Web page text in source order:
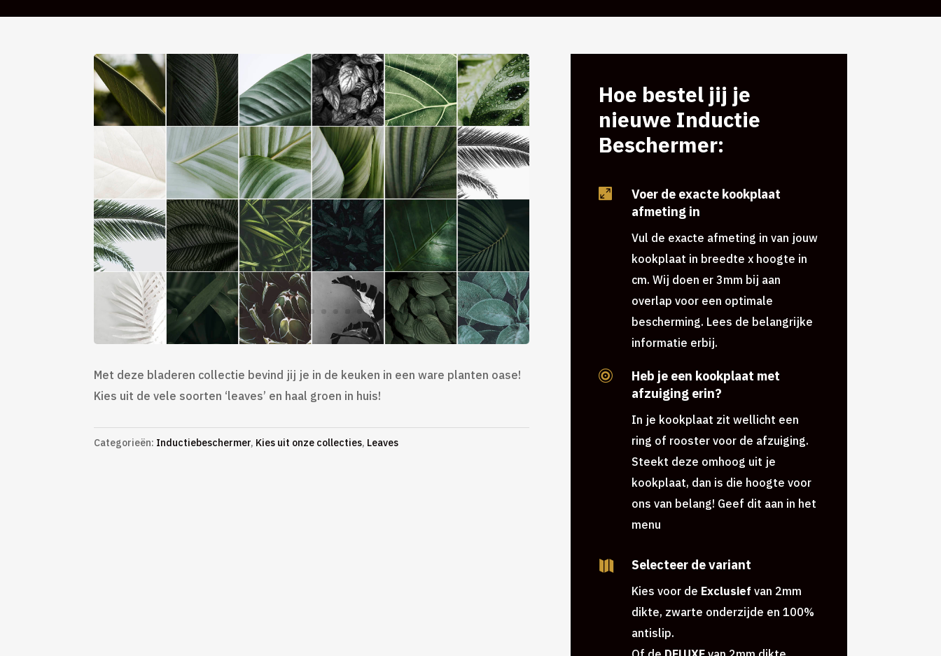
Met deze bladeren collectie bevind jij je in de keuken in een ware planten oase!
Kies uit de vele soorten ‘leaves’ en haal groen in huis!
Categorieën: Inductiebeschermer, Kies uit onze collecties, Leaves
Hoe bestel jij je
nieuwe Inductie
Beschermer:

Voer de exacte kookplaat
afmeting in
Vul de exacte afmeting in van jouw
kookplaat in breedte x hoogte in
cm. Wij doen er 3mm bij aan
overlap voor een optimale
bescherming. Lees de belangrijke
informatie erbij.

Heb je een kookplaat met
afzuiging erin?
In je kookplaat zit wellicht een
ring of rooster voor de afzuiging.
Steekt deze omhoog uit je
kookplaat, dan is die hoogte voor
ons van belang! Geef dit aan in het
menu
 Selecteer de variant
Kies voor de Exclusief van 2mm
dikte, zwarte onderzijde en 100%
antislip.